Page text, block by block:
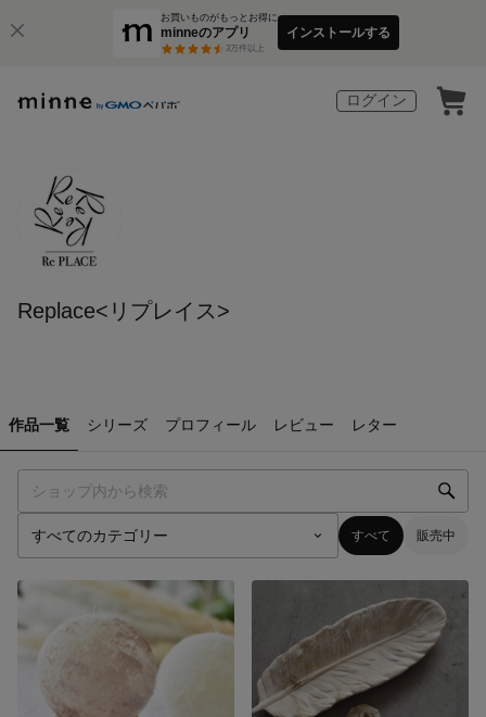
お買いものがもっとお得に
minneのアプリ
3万件以上
インストールする
ログイン
Replace<リプレイス>
作品一覧 シリーズ プロフィール レビュー レター
すべて 販売中